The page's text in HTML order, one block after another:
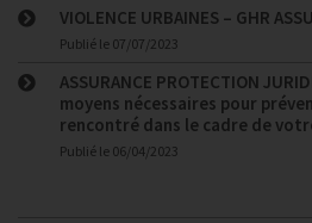
VIOLENCE URBAINES – GHR
Publié le 07/07/2023
ASSURANCE PROTECTION
moyens nécessaires pour
rencontré dans le cadre de
Publié le 06/04/2023